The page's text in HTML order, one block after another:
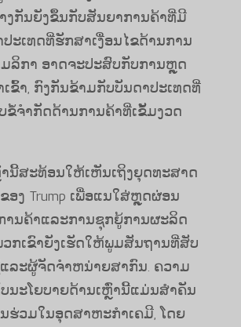
ງກັນຍັງຂຶ້ນກັບສັນຍາການຄ້າທີ່ມີ
ະ​ເທດ​ທີ່​ຮັກສາ​ເງື່ອນ​ໄຂ​ດ້ານ​ການ​
ມ​ລິ​ກາ ອາດ​ຈະ​ປະສົບ​ກັບ​ການ​ຫຼຸດ​
ຂົ້າ, ກົງກັນຂ້າມ​ກັບ​ບັນດາ​ປະ​ເທດ​ທີ່​
ຈຳກັດ​ດ້ານ​ການ​ຄ້າ​ທີ່​ເຂັ້ມ​ງວດ​
ນີ້ສະທ້ອນໃຫ້ເຫັນເຖິງຍຸດທະສາດ
ອງ Trump ເພື່ອແນໃສ່ຫຼຸດຜ່ອນ
ານຄ້າແລະການຊຸກຍູ້ການຜະລິດ
ກເຂົາຍັງເຮັດໃຫ້ພູມສັນຖານທີ່ສັບ
ລະຜູ້ຈັດຈໍາຫນ່າຍສາກົນ. ຄວາມ
ນະໂຍບາຍດ້ານເຫຼົ່ານີ້ແມ່ນສໍາຄັນ
ຮ່ວມໃນອຸດສາຫະກໍາເຄມີ, ໂດຍ